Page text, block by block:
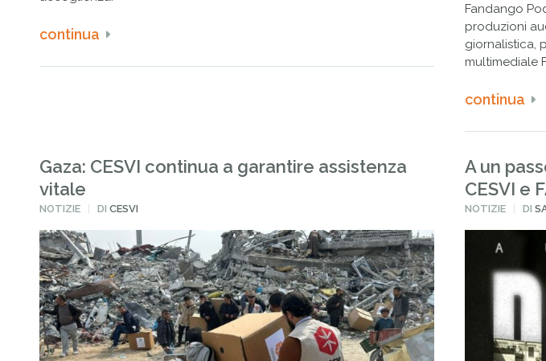
continua
Fandango
produzioni
giornalistica,
multimediale
continua
Gaza: CESVI continua a garantire assistenza
vitale
PUBBLICATO
NOTIZIE DICESVI
A un
CESVI e
PUBBLICATO
NOTIZIE DI